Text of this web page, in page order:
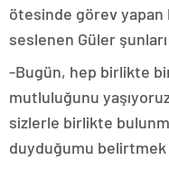
ötesinde görev yapan
seslenen Güler
-Bugün, hep birlikte
mutluluğunu
sizlerle birlikte
duyduğumu belirtmek